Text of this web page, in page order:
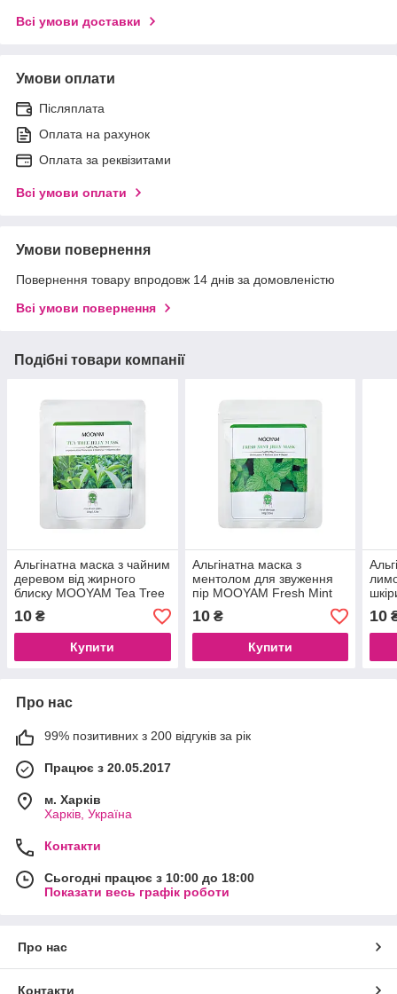
Всі умови доставки
Умови оплати
Післяплата
Оплата на рахунок
Оплата за реквізитами
Всі умови оплати
Умови повернення
Повернення товару впродовж 14 днів за домовленістю
Всі умови повернення
Подібні товари компанії
Альгінатна маска з чайним
деревом від жирного
блиску MOOYAM Tea Tree
Jelly Mask, 100 g
10 ₴
Купити
Альгінатна маска з
ментолом для звуження
пір MOOYAM Fresh Mint
Jelly Mask, 100 g
10₴
Купити
10
Про нас
99% позитивних з 200 відгуків за рік
Працює з 20.05.2017
м. Харків
Харків, Україна
Контакти
Сьогодні працює з 10:00 до 18:00
Показати весь графік роботи
Про нас
Контакти